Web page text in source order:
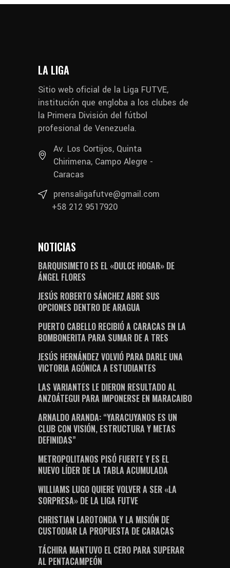
LA LIGA
Sitio web oficial de la Liga FUTVE,
institución que engloba a los clubes de
la Primera División del fútbol
profesional de Venezuela.
Av. Los Cortijos, Quinta
Chirimena, Campo Alegre -
Caracas
prensaligafutve@gmail.com
+58 212 9517920
NOTICIAS
BARQUISIMETO ES EL «DULCE HOGAR» DE
ÁNGEL FLORES
JESÚS ROBERTO SÁNCHEZ ABRE SUS
OPCIONES DENTRO DE ARAGUA
PUERTO CABELLO RECIBIÓ A CARACAS EN LA
BOMBONERITA PARA SUMAR DE A TRES
JESÚS HERNÁNDEZ VOLVIÓ PARA DARLE UNA
VICTORIA AGÓNICA A ESTUDIANTES
LAS VARIANTES LE DIERON RESULTADO AL
ANZOÁTEGUI PARA IMPONERSE EN MARACAIBO
ARNALDO ARANDA: “YARACUYANOS ES UN
CLUB CON VISIÓN, ESTRUCTURA Y METAS
DEFINIDAS”
METROPOLITANOS PISÓ FUERTE Y ES EL
NUEVO LÍDER DE LA TABLA ACUMULADA
WILLIAMS LUGO QUIERE VOLVER A SER «LA
SORPRESA» DE LA LIGA FUTVE
CHRISTIAN LAROTONDA Y LA MISIÓN DE
CUSTODIAR LA PROPUESTA DE CARACAS
TÁCHIRA MANTUVO EL CERO PARA SUPERAR
AL PENTACAMPEÓN